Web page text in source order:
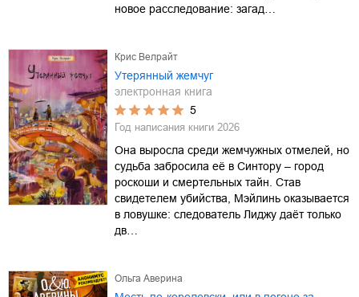
новое расследование: загад…
Крис Велрайт
Утерянный жемчуг
электронная книга
5
Год написания книги 2026
Она выросла среди жемчужных отмелей, но
судьба забросила её в Синтору – город
роскоши и смертельных тайн. Став
свидетелем убийства, Мэйлинь оказывается
в ловушке: следователь Лиджу даёт только
дв…
Ольга Аверина